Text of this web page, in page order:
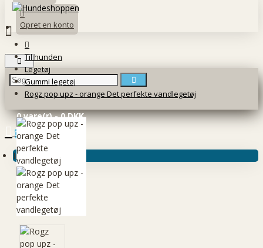
Opret en konto
0 vare(r) - 0 DKK
0
Ingen produkter
Til hunden
Legetøj
Gummi legetøj
Rogz pop upz - orange Det perfekte vandlegetøj